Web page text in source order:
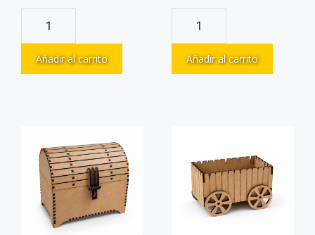
Añadir al carrito Añadir al carrito